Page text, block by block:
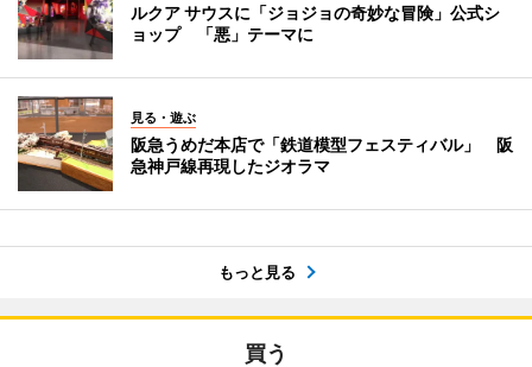
ルクア サウスに「ジョジョの奇妙な冒険」公式シ
ョップ 「悪」テーマに
見る・遊ぶ
阪急うめだ本店で「鉄道模型フェスティバル」 阪
急神戸線再現したジオラマ
もっと見る
買う